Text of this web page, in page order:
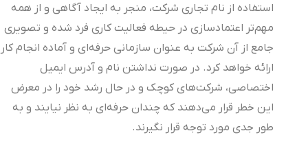
استفاده از نام تجاری شرکت، منجر به ایجاد آگاهی و از همه
مهم‌تر اعتمادسازی در حیطه فعالیت کاری فرد شده و تصویری
جامع از آن شرکت به عنوان سازمانی حرفه‌ای و آماده انجام کار
ارائه خواهد کرد. در صورت نداشتن نام و آدرس ایمیل
اختصاصی، شرکت‌های کوچک و در حال رشد خود را در معرض
این خطر قرار می‌دهند که چندان حرفه‌ای به نظر نیایند و به
طور جدی مورد توجه قرار نگیرند.